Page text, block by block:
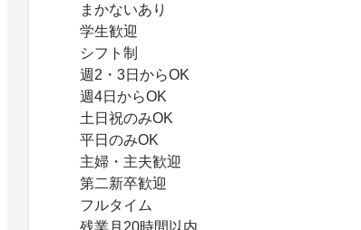
まかないあり
学生歓迎
シフト制
週2・3日からOK
週4日からOK
土日祝のみOK
平日のみOK
主婦・主夫歓迎
第二新卒歓迎
フルタイム
残業月20時間以内